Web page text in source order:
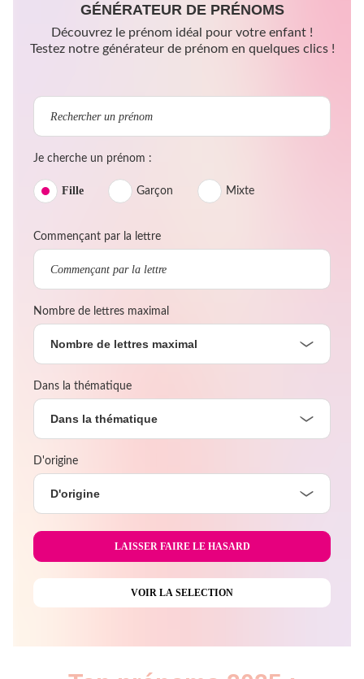
GÉNÉRATEUR DE PRÉNOMS
Découvrez le prénom idéal pour votre enfant !
Testez notre générateur de prénom en quelques clics !
Je cherche un prénom :
Fille Garçon Mixte
Commençant par la lettre
Nombre de lettres maximal
Nombre de lettres maximal
Dans la thématique
Dans la thématique
D'origine
D'origine